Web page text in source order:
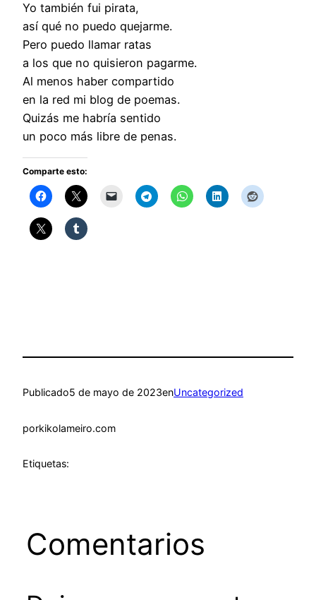
Yo también fui pirata,
así qué no puedo quejarme.
Pero puedo llamar ratas
a los que no quisieron pagarme.
Al menos haber compartido
en la red mi blog de poemas.
Quizás me habría sentido
un poco más libre de penas.
Comparte esto:
Publicado5 de mayo de 2023enUncategorized
porkikolameiro.com
Etiquetas:
Comentarios